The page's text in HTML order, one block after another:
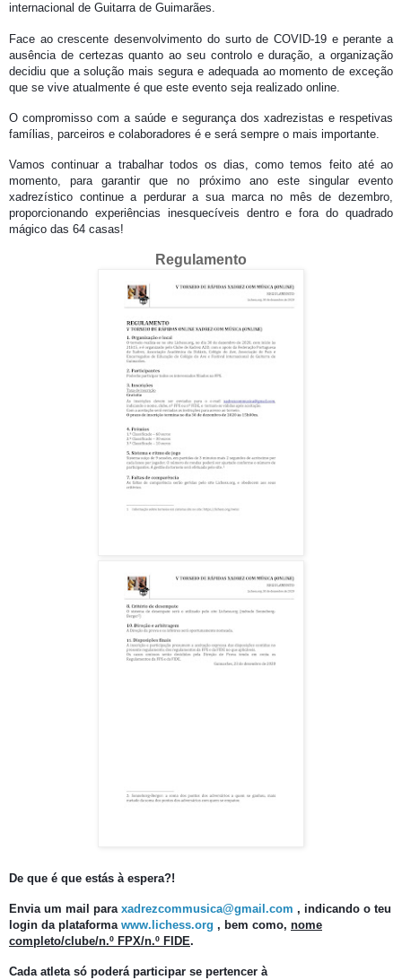
internacional de Guitarra de Guimarães.
Face ao crescente desenvolvimento do surto de COVID-19 e perante a
ausência de certezas quanto ao seu controlo e duração, a organização
decidiu que a solução mais segura e adequada ao momento de exceção
que se vive atualmente é que este evento seja realizado online.
O compromisso com a saúde e segurança dos xadrezistas e respetivas
famílias, parceiros e colaboradores é e será sempre o mais importante.
Vamos continuar a trabalhar todos os dias, como temos feito até ao
momento, para garantir que no próximo ano este singular evento
xadrezístico continue a perdurar a sua marca no mês de dezembro,
proporcionando experiências inesquecíveis dentro e fora do quadrado
mágico das 64 casas!
Regulamento
De que é que estás à espera?!
Envia um mail para xadrezcommusica@gmail.com , indicando o teu
login da plataforma www.lichess.org , bem como, nome
completo/clube/n.º FPX/n.º FIDE.
Cada atleta só poderá participar se pertencer à